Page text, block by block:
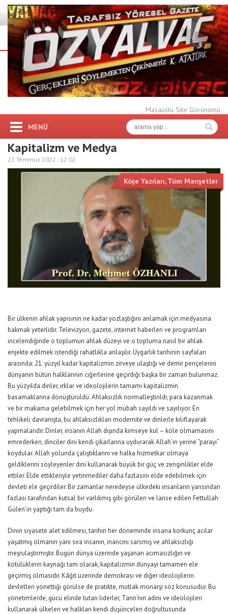
Masaüstü Site Görünümü
MENÜ
Kapitalizm ve Medya
22 Temmuz 2022 - 12:02
Köşe Yazıları,Tüm Manşetler
Bir ülkenin ahlak yapısının ne kadar yozlaştığını anlamak için medyasına
bakmak yeterlidir. Televizyon, gazete, internet haberleri ve programları
incelendiğinde o toplumun ahlak düzeyi ve o topluma nasıl bir ahlak
enjekte edilmek istendiği rahatlıkla anlaşılır. Uygarlık tarihinin sayfaları
arasında; 21. yüzyıl kadar kapitalizmin zirveye ulaştığı ve demir pençelerini
dünyanın bütün halklarının ciğerlerine geçirdiği başka bir zaman bulunmaz.
Bu yüzyılda dinler, ırklar ve ideolojilerin tamamı kapitalizmin
basamaklarına dönüştürüldü. Ahlaksızlık normalleştirildi; para kazanmak
ve bir makama gelebilmek için her yol mübah sayıldı ve sayılıyor. En
tehlikeli davranışta, bu ahlaksızlıkları modernite ve dinlerle kılıflayarak
yapmalarıdır. Dinler, insanın Allah dışında kimseye kul – köle olmamasını
emrederken, dinciler dini kendi çıkarlarına uydurarak Allah’ın yerine “parayı”
koydular. Allah yolunda çalıştıklarını ve halka hizmetkar olmaya
geldiklerini söyleyenler dini kullanarak büyük bir güç ve zenginlikler elde
ettiler. Elde ettikleriyle yetinmediler daha fazlasını elde edebilmek için
devleti ele geçirdiler. Bir zamanlar neredeyse ülkedeki insanların yarısından
fazlası tarafından kutsal bir varlıkmış gibi görülen ve lanse edilen Fettullah
Gülen’in yaptığı tam da buydu.
Dinin siyasete alet edilmesi, tarihin her döneminde insana korkunç acılar
yaşatmış olmanın yanı sıra insanın, inancını sarsmış ve ahlaksızlığı
meşrulaştırmıştır. Bugün dünya üzerinde yaşanan acımasızlığın ve
kötülüklerin kaynağı tam olarak, kapitalizmin dünyayı tamamen ele
geçirmiş olmasıdır. Kâğıt üzerinde demokrasi ve diğer ideolojilerin
devletleri yönettiği görülse de pratikte, mutlak monarşi söz konusudur. Bu
yönetimlerde, gücü elinde tutan liderler, Tanrı’nın adını ve ideolojileri
kullanarak ülkeleri ve halkları kendi düşünceleri doğrultusunda